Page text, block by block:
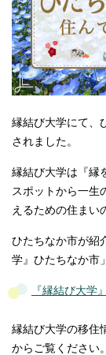
縁結び大学にて、
されました。
縁結び大学は『縁
スポットから一生
えるための住まい
ひたちなか市が紹
学』ひたちなか市
『縁結び大学
縁結び大学の移住
からご覧ください。